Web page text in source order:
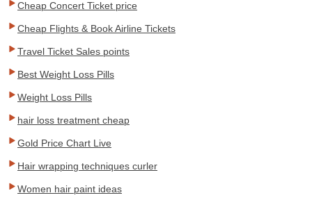
Cheap Concert Ticket price
Cheap Flights & Book Airline Tickets
Travel Ticket Sales points
Best Weight Loss Pills
Weight Loss Pills
hair loss treatment cheap
Gold Price Chart Live
Hair wrapping techniques curler
Women hair paint ideas